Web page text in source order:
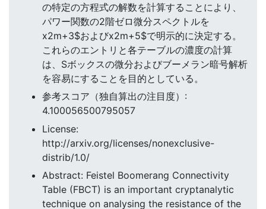
の特定の方程式の解数を計算することにより、
パワー関数の2階ゼロ微分スペクトルを
x2m+3$およびx2m+5$で明示的に決定する。
これらのエントリと各テーブルの濃度の計算
は、Sボックスの微分およびブーメラン暗号解析
を容易にすることを目的としている。
参考スコア（独自算出の注目度）:
4.100056500795057
License:
http://arxiv.org/licenses/nonexclusive-
distrib/1.0/
Abstract: Feistel Boomerang Connectivity
Table (FBCT) is an important cryptanalytic
technique on analysing the resistance of the